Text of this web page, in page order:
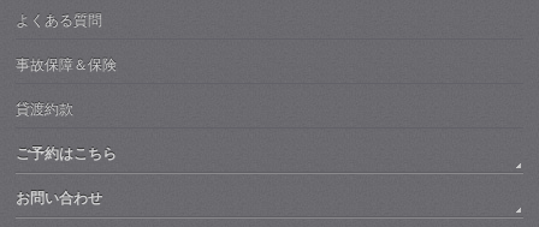
よくある質問
事故保障＆保険
貸渡約款
ご予約はこちら
お問い合わせ